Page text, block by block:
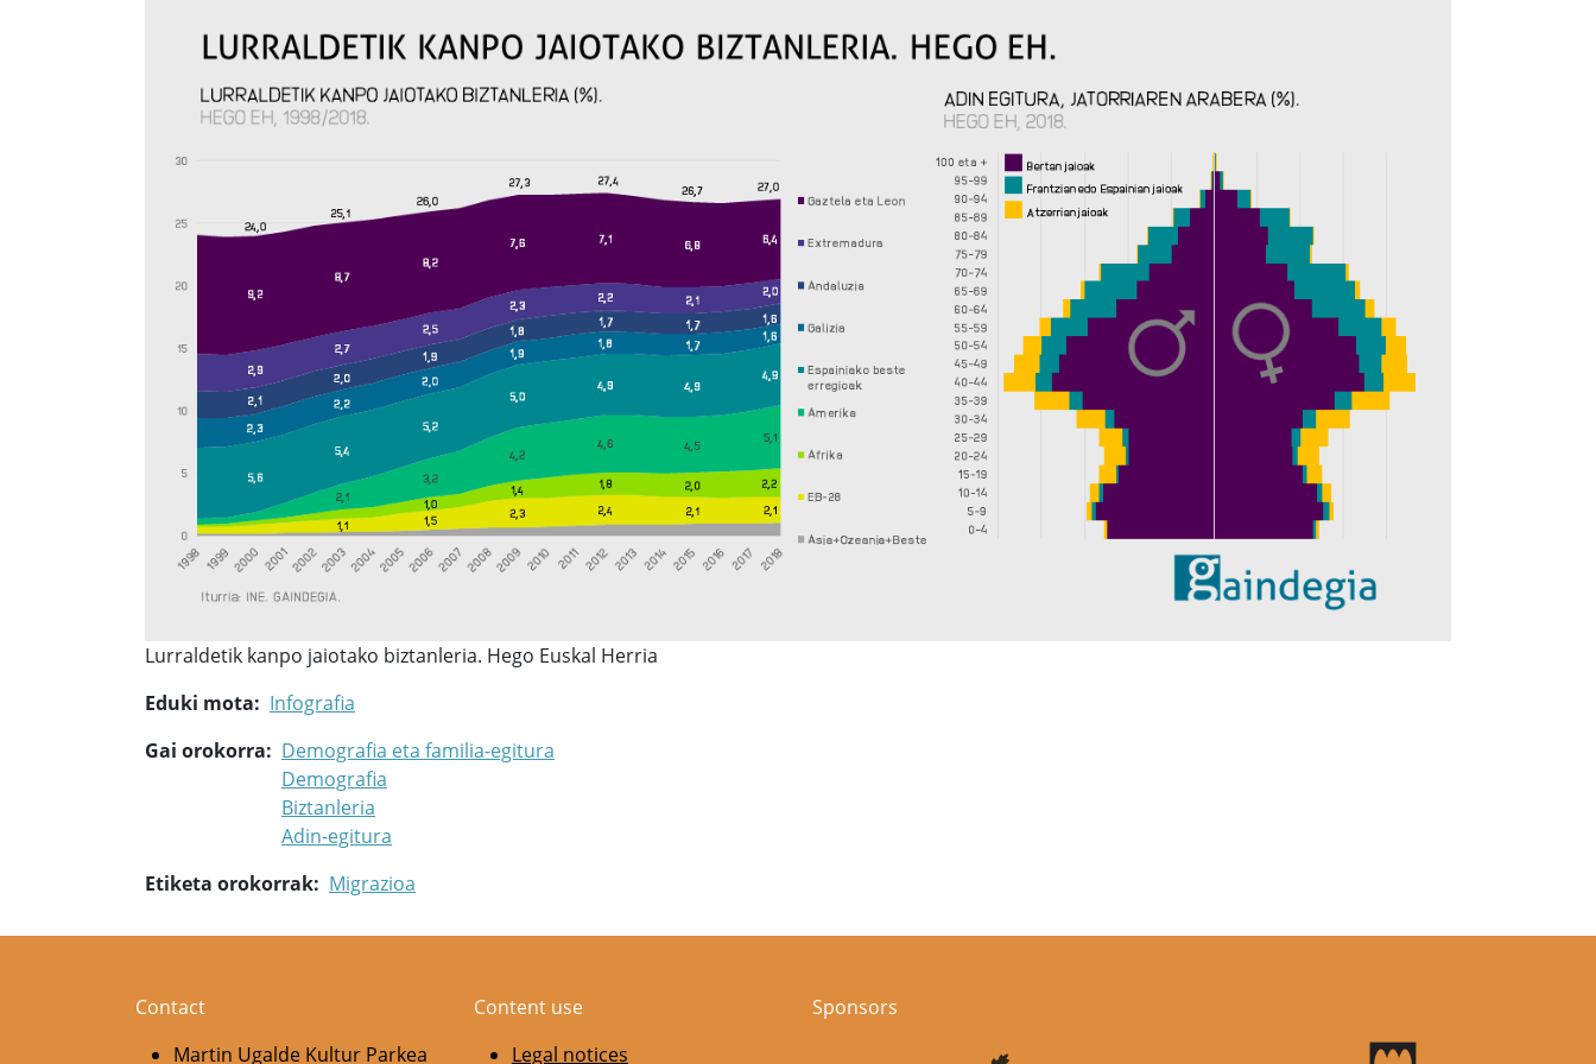
Lurraldetik kanpo jaiotako biztanleria. Hego Euskal Herria
Eduki mota
Infografia
Gai orokorra
Demografia eta familia-egitura
Demografia
Biztanleria
Adin-egitura
Etiketa orokorrak
Migrazioa
Contact
Martin Ugalde Kultur Parkea
Content use
Legal notices
Sponsors